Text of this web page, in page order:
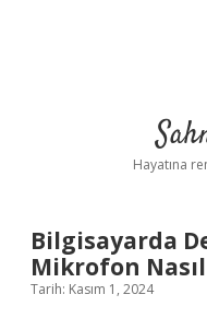
Hayatına
Bilgisayarda
Mikrofon Nasıl
Tarih: Kasım 1, 2024